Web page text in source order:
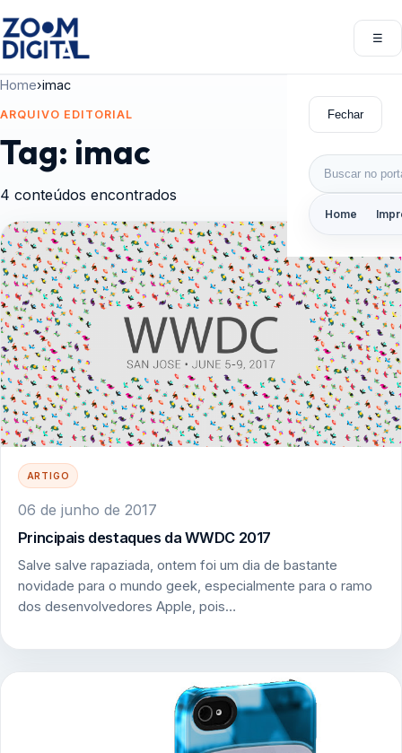
☰
Fechar
Buscar por:
Home
Home›imac
ARQUIVO EDITORIAL
Tag: imac
4 conteúdos encontrados
ARTIGO
06 de junho de 2017
Principais destaques da WWDC 2017
Salve salve rapaziada, ontem foi um dia de bastante
novidade para o mundo geek, especialmente para o ramo
dos desenvolvedores Apple, pois…